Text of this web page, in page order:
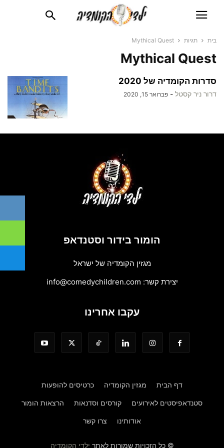
בית תגיות Mythical Quest
Mythical Quest
סדרות הקומדיה של 2020
דרור ניר קסטל - פברואר 15, 2020
הומור בידור וסטנדאפ
מגזין הקומדיה של ישראל
יצירת קשר: info@comedychildren.com
עקבו אחרינו
דף הבית מגזין הקומדיה כרטיסים להופעות
סטנדאפיסטים לאירועים קורסים וסדנאות הרצאות הומור
אודותינו צרו קשר
© כל הזכויות שמורות לאתר ילדי הקומדיה